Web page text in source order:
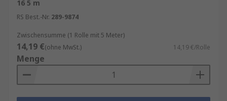
16 5 m
RS Best.-Nr. 289-9874
Zwischensumme (1 Rolle mit 5 Meter)
14,19 €(ohne MwSt.) 14,19 €/Rolle
Menge